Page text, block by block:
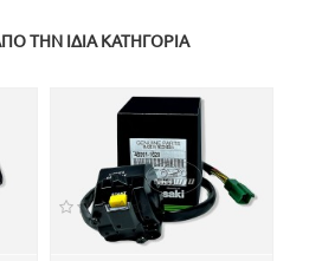
ΤΗΝ ΊΔΙΑ ΚΑΤΗΓΟΡΊΑ